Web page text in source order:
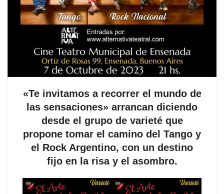
«Te invitamos a recorrer el mundo de
las sensaciones» arrancan diciendo
desde el grupo de varieté que
propone tomar el camino del Tango y
el Rock Argentino, con un destino
fijo en la risa y el asombro.